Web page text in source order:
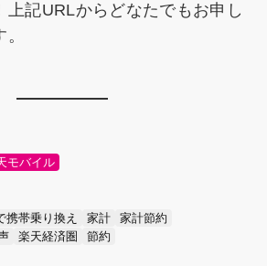
上記URLからどなたでもお申し
モバイル
携帯乗り換え 家計
家計節約
楽天経済圏 節約